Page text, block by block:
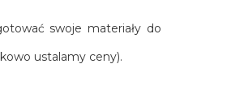
swoje materiały do
ustalamy ceny).